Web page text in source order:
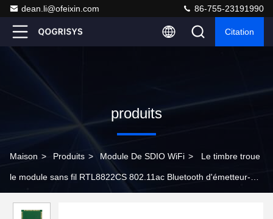
dean.li@ofeixin.com 86-755-23191990
Citation
produits
Maison > Produits > Module De SDIO WiFi > Le timbre troue
le module sans fil RTL8822CS 802.11ac Bluetooth d'émetteur-